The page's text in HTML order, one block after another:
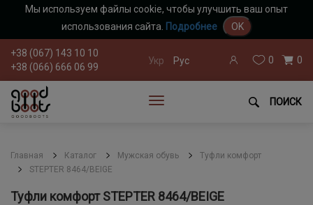
Мы используем файлы cookie, чтобы улучшить ваш опыт
использования сайта. Подробнее OK
+38 (067) 143 10 10
+38 (066) 666 06 99
Укр Рус 0 0
ПОИСК
Главная Каталог Мужская обувь
Туфли комфорт
STEPTER 8464/BEIGE
Туфли комфорт STEPTER 8464/BEIGE